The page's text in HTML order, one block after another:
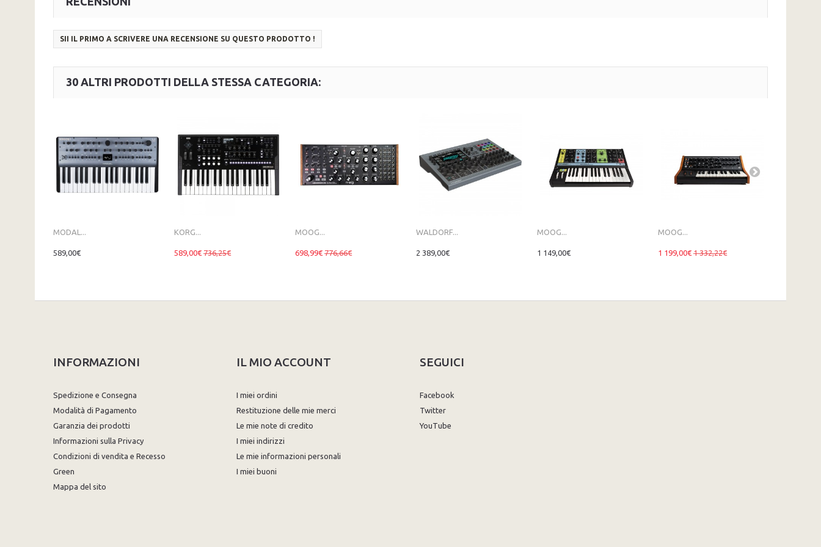
SII IL PRIMO A SCRIVERE UNA RECENSIONE SU QUESTO PRODOTTO !
30 ALTRI PRODOTTI DELLA STESSA CATEGORIA:
MODAL...
589,00€
KORG...
589,00€ 736,25€
MOOG...
698,99€ 776,66€
WALDORF...
2 389,00€
MOOG...
1 149,00€
MOOG...
1 199,00€ 1 332,22€
INFORMAZIONI
Spedizione e Consegna
Modalità di Pagamento
Garanzia dei prodotti
Informazioni sulla Privacy
Condizioni di vendita e Recesso
Green
Mappa del sito
IL MIO ACCOUNT
I miei ordini
Restituzione delle mie merci
Le mie note di credito
I miei indirizzi
Le mie informazioni personali
I miei buoni
SEGUICI
Facebook
Twitter
YouTube